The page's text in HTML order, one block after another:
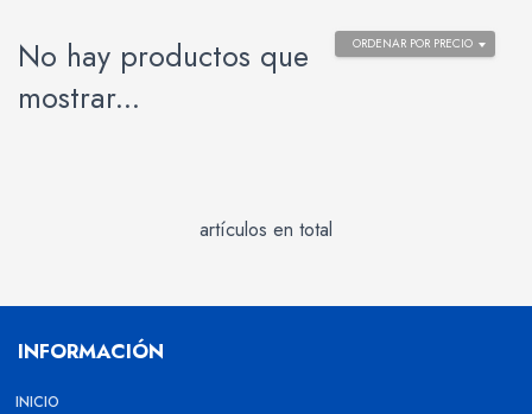
ORDENAR POR PRECIO
No hay productos que
mostrar...
artículos en total
INFORMACIÓN
INICIO